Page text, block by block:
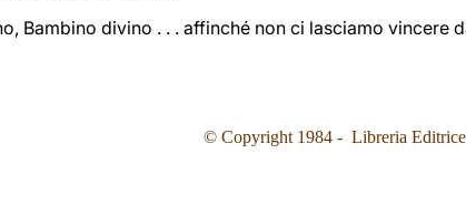
Bambino divino . . . affinché non ci lasciamo vincere
© Copyright 1984 - Libreria Editrice